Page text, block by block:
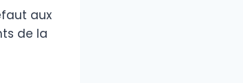
aux
de la